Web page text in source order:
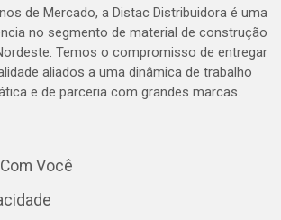
de Mercado, a Distac Distribuidora é uma
no segmento de material de construção
Temos o compromisso de entregar
aliados a uma dinâmica de trabalho
e de parceria com grandes marcas.
Você